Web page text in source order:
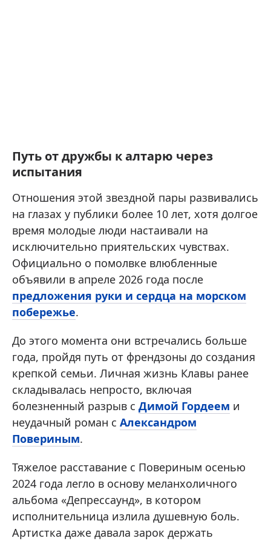
Путь от дружбы к алтарю через
испытания
Отношения этой звездной пары развивались
на глазах у публики более 10 лет, хотя долгое
время молодые люди настаивали на
исключительно приятельских чувствах.
Официально о помолвке влюбленные
объявили в апреле 2026 года после
предложения руки и сердца на морском
побережье.
До этого момента они встречались больше
года, пройдя путь от френдзоны до создания
крепкой семьи. Личная жизнь Клавы ранее
складывалась непросто, включая
болезненный разрыв с Димой Гордеем и
неудачный роман с Александром
Повериным.
Тяжелое расставание с Повериным осенью
2024 года легло в основу меланхоличного
альбома «Депрессаунд», в котором
исполнительница излила душевную боль.
Артистка даже давала зарок держать